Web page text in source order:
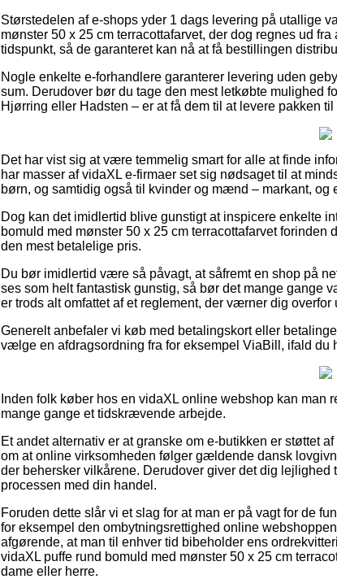
Størstedelen af e-shops yder 1 dags levering på utallige
mønster 50 x 25 cm terracottafarvet, der dog regnes ud
tidspunkt, så de garanteret kan nå at få bestillingen
Nogle enkelte e-forhandlere garanterer levering uden
sum. Derudover bør du tage den mest letkøbte mulighed
Hjørring eller Hadsten – er at få dem til at levere pakken
Det har vist sig at være temmelig smart for alle at finde
har masser af vidaXL e-firmaer set sig nødsaget til at
børn, og samtidig også til kvinder og mænd – markant, og
Dog kan det imidlertid blive gunstigt at inspicere enkelte
bomuld med mønster 50 x 25 cm terracottafarvet
den mest betalelige pris.
Du bør imidlertid være så påvagt, at såfremt en shop på
ses som helt fantastisk gunstig, så bør det mange
er trods alt omfattet af et reglement, der værner dig
Generelt anbefaler vi køb med betalingskort eller
vælge en afdragsordning fra for eksempel ViaBill, ifald du
Inden folk køber hos en vidaXL online webshop kan man
mange gange et tidskrævende arbejde.
Et andet alternativ er at granske om e-butikken er støttet
om at online virksomheden følger gældende dansk
der behersker vilkårene. Derudover giver det dig
processen med din handel.
Foruden dette slår vi et slag for at man er på vagt for de
for eksempel den ombytningsrettighed online
afgørende, at man til enhver tid bibeholder ens
vidaXL puffe rund bomuld med mønster 50 x 25 cm
dame eller herre.